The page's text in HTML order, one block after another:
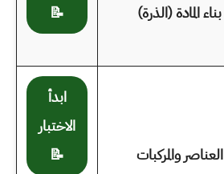
بناء المادة (الذرة)
📝
العناصر والمركبات
ابدأ
الاختبار
📝